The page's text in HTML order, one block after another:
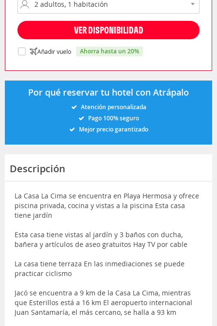
VER DISPONIBILIDAD
Añadir vuelo ahorra hasta un 20%
Por qué reservar tu hotel con Atrápalo
Atención personalizada
Pago 100% seguro
Mejor precio garantizado
Descripción
La Casa La Cima se encuentra en Playa Hermosa y ofrece
piscina privada, cocina y vistas a la piscina Esta casa
tiene jardín
Esta casa tiene vistas al jardín y 3 baños con ducha,
bañera y artículos de aseo gratuitos Hay TV por cable
La casa tiene terraza En las inmediaciones se puede
practicar ciclismo
Jacó se encuentra a 9 km de la Casa La Cima, mientras
que Esterillos está a 16 km El aeropuerto internacional
Juan Santamaría, el más cercano, se halla a 93 km